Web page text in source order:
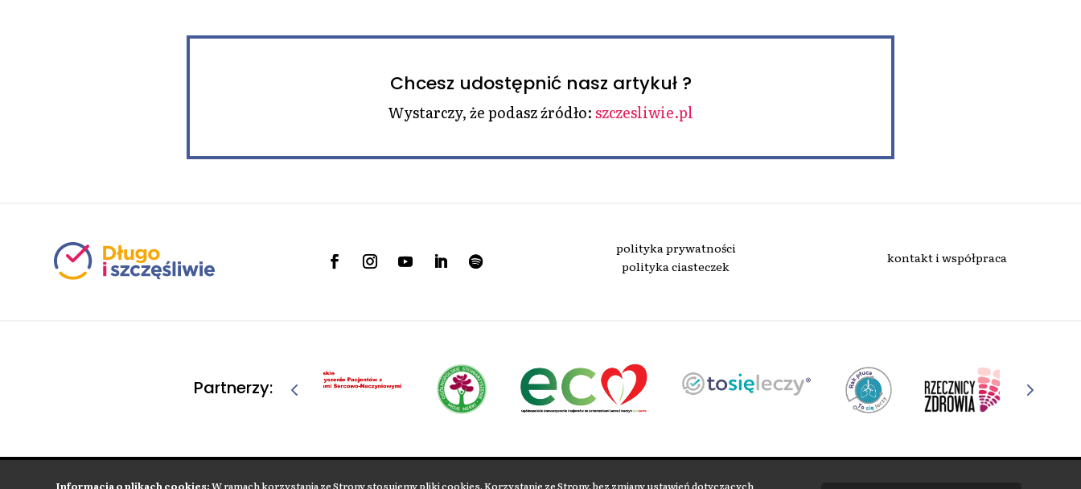
Chcesz udostępnić nasz artykuł ?
Wystarczy, że podasz źródło:szczesliwie.pl
polityka prywatności
polityka ciasteczek
kontakt i współpraca
Partnerzy:
Informacje zawarte w naszym serwisie należy traktować jedynie jako informacyjno-edukacyjne.
Informacja o plikach cookies:W ramach korzystania ze Strony stosujemy pliki cookies. Korzystanie ze Strony, bez zmiany ustawień dotyczących